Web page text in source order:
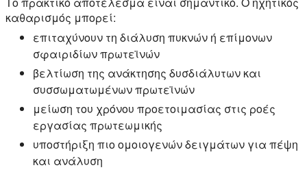
καθαρισμός μπορεί:
επιταχύνουν τη διάλυση πυκνών ή επίμονων
σφαιριδίων πρωτεϊνών
βελτίωση της ανάκτησης δυσδιάλυτων και
συσσωματωμένων πρωτεϊνών
μείωση του χρόνου προετοιμασίας στις ροές
εργασίας πρωτεωμικής
υποστήριξη πιο ομοιογενών δειγμάτων για πέψη
και ανάλυση